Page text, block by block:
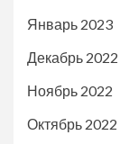
Январь 2023
Декабрь 2022
Ноябрь 2022
Октябрь 2022